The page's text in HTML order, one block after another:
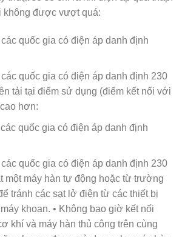
không được vượt quá:
quốc gia có điện áp danh định
quốc gia có điện áp danh định 230
tải tại điểm sử dụng (điểm kết nối với
hơn:
quốc gia có điện áp danh định
quốc gia có điện áp danh định 230
một máy hàn tự động hoặc từ trường
tránh các sạt lở điện từ các thiết bị
khoan. • Không bao giờ kết nối
khí và máy hàn thủ công trên cùng